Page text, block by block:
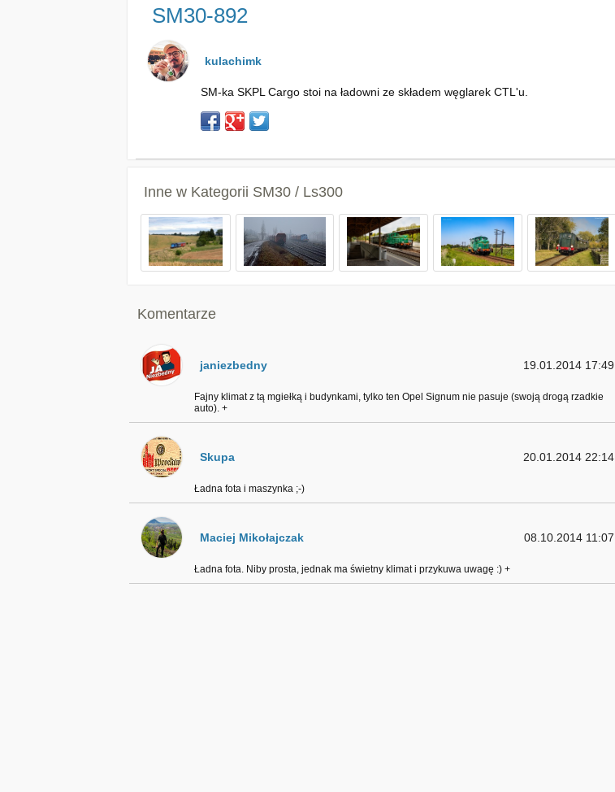
SM30-892
kulachimk
SM-ka SKPL Cargo stoi na ładowni ze składem węglarek CTL'u.
Inne w Kategorii SM30 / Ls300
Komentarze
janiezbedny 19.01.2014 17:49
Fajny klimat z tą mgiełką i budynkami, tylko ten Opel Signum nie pasuje (swoją drogą rzadkie
auto). +
Skupa 20.01.2014 22:14
Ładna fota i maszynka ;-)
Maciej Mikołajczak 08.10.2014 11:07
Ładna fota. Niby prosta, jednak ma świetny klimat i przykuwa uwagę :) +